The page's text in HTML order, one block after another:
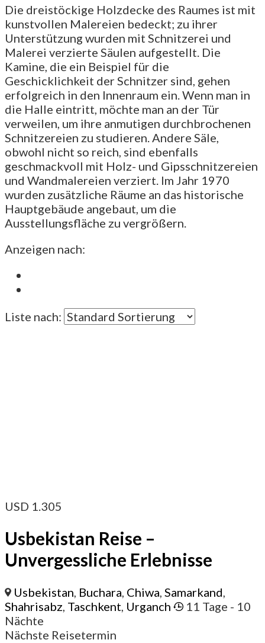
Die dreistöckige Holzdecke des Raumes ist mit
kunstvollen Malereien bedeckt; zu ihrer
Unterstützung wurden mit Schnitzerei und
Malerei verzierte Säulen aufgestellt. Die
Kamine, die ein Beispiel für die
Geschicklichkeit der Schnitzer sind, gehen
erfolgreich in den Innenraum ein. Wenn man in
die Halle eintritt, möchte man an der Tür
verweilen, um ihre anmutigen durchbrochenen
Schnitzereien zu studieren. Andere Säle,
obwohl nicht so reich, sind ebenfalls
geschmackvoll mit Holz- und Gipsschnitzereien
und Wandmalereien verziert. Im Jahr 1970
wurden zusätzliche Räume an das historische
Hauptgebäude angebaut, um die
Ausstellungsfläche zu vergrößern.
Anzeigen nach:
Liste nach:
USD 1.305
Usbekistan Reise –
Unvergessliche Erlebnisse
Usbekistan, Buchara, Chiwa,Samarkand,
Shahrisabz, Taschkent, Urganch 11 Tage - 10
Nächte
Nächste Reisetermin